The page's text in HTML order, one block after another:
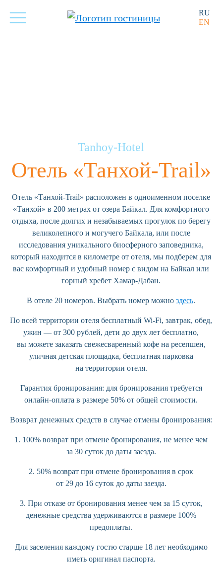
RU
EN
Tanhoy-Hotel
Отель «Танхой-Trail»
Отель «Танхой-Trail» расположен в одноименном поселке
«Танхой» в 200 метрах от озера Байкал. Для комфортного
отдыха, после долгих и незабываемых прогулок по берегу
великолепного и могучего Байкала, или после
исследования уникального биосферного заповедника,
который находится в километре от отеля, мы подберем для
вас комфортный и удобный номер с видом на Байкал или
горный хребет Хамар-Дабан.
В отеле 20 номеров. Выбрать номер можно здесь.
По всей территории отеля бесплатный Wi-Fi, завтрак, обед,
ужин — от 300 рублей, дети до двух лет бесплатно,
вы можете заказать свежесваренный кофе на ресепшен,
уличная детская площадка, бесплатная парковка
на территории отеля.
Гарантия бронирования: для бронирования требуется
онлайн-оплата в размере 50% от общей стоимости.
Возврат денежных средств в случае отмены бронирования:
1. 100% возврат при отмене бронирования, не менее чем
за 30 суток до даты заезда.
2. 50% возврат при отмене бронирования в срок
от 29 до 16 суток до даты заезда.
3. При отказе от бронирования менее чем за 15 суток,
денежные средства удерживаются в размере 100%
предоплаты.
Для заселения каждому гостю старше 18 лет необходимо
иметь оригинал паспорта.